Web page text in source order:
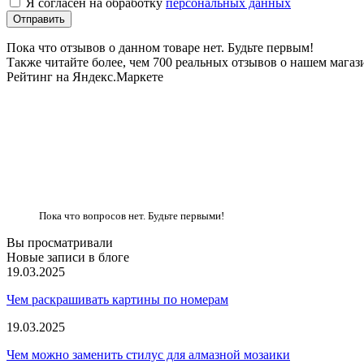
Пока что отзывов о данном товаре нет. Будьте первым!
Также читайте более, чем 700 реальных отзывов о нашем
Рейтинг на Яндекс.Маркете
Пока что вопросов нет. Будьте первыми!
Вы просматривали
Новые записи в блоге
19.03.2025
Чем раскрашивать картины по номерам
19.03.2025
Чем можно заменить стилус для алмазной мозаики